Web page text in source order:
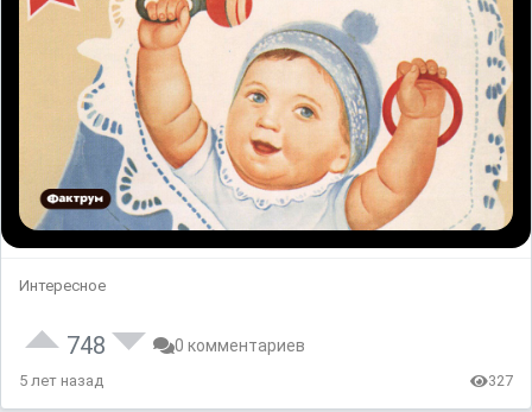
Интересное
748 0 комментариев
5 лет назад 327